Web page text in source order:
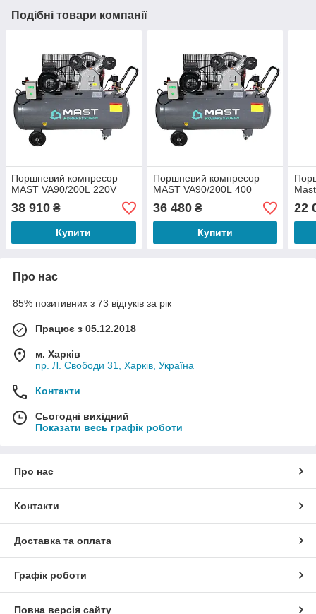
Подібні товари компанії
Поршневий компресор
MAST VA90/200L 220V
38 910 ₴
Купити
Поршневий компресор
MAST VA90/200L 400
36 480₴
Купити
22
Про нас
85% позитивних з 73 відгуків за рік
Працює з 05.12.2018
м. Харків
пр. Л. Свободи 31, Харків, Україна
Контакти
Сьогодні вихідний
Показати весь графік роботи
Про нас
Контакти
Доставка та оплата
Графік роботи
Повна версія сайту